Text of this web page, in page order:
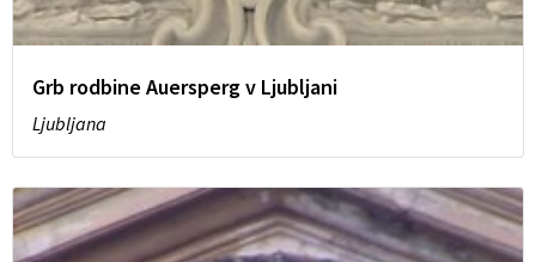
Grb rodbine Auersperg v Ljubljani
Ljubljana